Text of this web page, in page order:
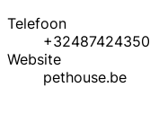
Telefoon
+32487424350
Website
pethouse.be